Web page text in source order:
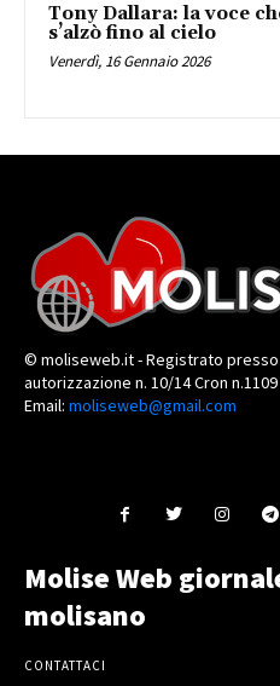
Tony Dallara: la voce
s’alzò fino al cielo
Venerdì, 16 Gennaio 2026
© moliseweb.it - Registrato presso
autorizzazione n. 10/14 Cron
Email: moliseweb@gmail.com
Molise Web
molisano
CONTATTACI